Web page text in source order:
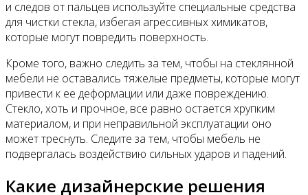
и следов от пальцев используйте специальные средства
для чистки стекла, избегая агрессивных химикатов,
которые могут повредить поверхность.
Кроме того, важно следить за тем, чтобы на стеклянной
мебели не оставались тяжелые предметы, которые могут
привести к ее деформации или даже повреждению.
Стекло, хоть и прочное, все равно остается хрупким
материалом, и при неправильной эксплуатации оно
может треснуть. Следите за тем, чтобы мебель не
подвергалась воздействию сильных ударов и падений.
Какие дизайнерские решения